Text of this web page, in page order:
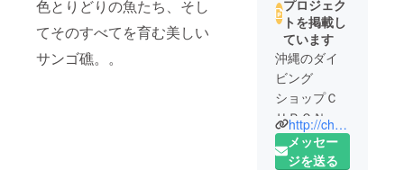
色とりどりの魚たち、そし
てそのすべてを育む美しい
サンゴ礁。。
プロジェク
トを掲載し
ています
沖縄のダイ
ビング
ショップＣ
ＨＲＯＮＯ
ＳＯＣＥＡ
ＮＦＩＥＬ
http://chronos.tv/
メッセー
ジを送る